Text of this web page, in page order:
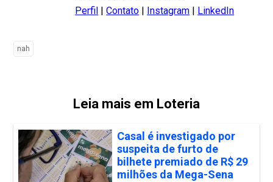
Perfil |Contato Instagram LinkedIn
nah
Leia mais em Loteria
Casal é investigado por
suspeita de furto de
bilhete premiado de R$ 29
milhões da Mega-Sena